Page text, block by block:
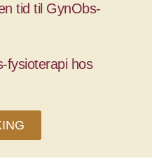
tid til GynObs-
fysioterapi hos